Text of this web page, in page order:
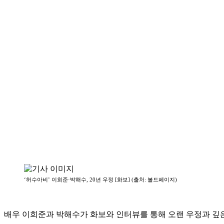
‘허수아비’ 이희준·박해수, 20년 우정 [화보] (출처: 볼드페이지)
배우 이희준과 박해수가 화보와 인터뷰를 통해 오랜 우정과 깊